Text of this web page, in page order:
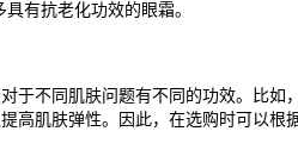
具有抗老化功效的眼霜。
于不同肌肤问题有不同的功效。比如
高肌肤弹性。因此，在选购时可以根